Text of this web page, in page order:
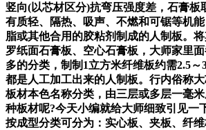
竖向(以芯材区分)抗弯压强度差，石膏
有质轻、隔热、吸声、不燃和可锯等机
脂或其他合用的胶粘剂制成的人制板。
罗纸面石膏板、空心石膏板，大师家里
多的分类，制制1立方米纤维板约需2.5
都是人工加工出来的人制板。行内俗称
板材本色名称分类，由三层或多层一毫
种板材呢?今天小编就给大师细致引见一
按成型分类可分为：实心板、夹板、纤